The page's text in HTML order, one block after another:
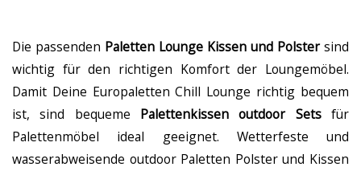
Die passenden Paletten Lounge Kissen und Polstersind
wichtig für den richtigen Komfort der Loungemöbel.
Damit Deine Europaletten Chill Lounge richtig bequem
ist, sind bequeme Palettenkissen outdoor Setsfür
Palettenmöbel ideal geeignet. Wetterfeste und
wasserabweisende outdoor Paletten Polster und Kissen